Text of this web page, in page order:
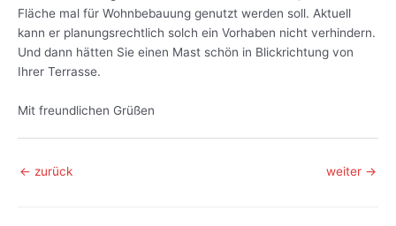
Fläche mal für Wohnbebauung genutzt werden soll. Aktuell
kann er planungsrechtlich solch ein Vorhaben nicht verhindern.
Und dann hätten Sie einen Mast schön in Blickrichtung von
Ihrer Terrasse.
Mit freundlichen Grüßen
Beitragsnavigation
← zurück weiter →